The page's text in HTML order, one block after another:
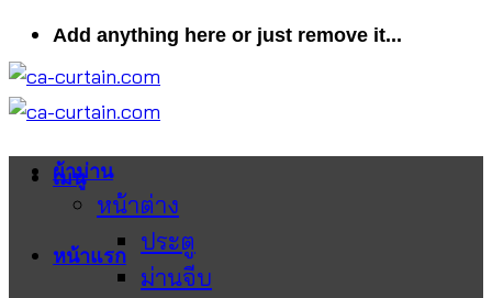
ข้าม
ไป
ยัง
เนื้อหา
Add anything here or just remove it...
เมนู
หน้าแรก
ผ้าม่าน
หน้าต่าง
ประตู
ม่านจีบ